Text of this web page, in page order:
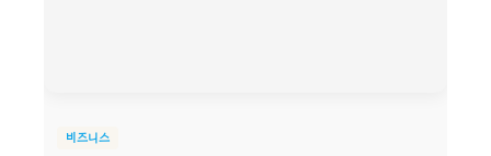
비즈니스